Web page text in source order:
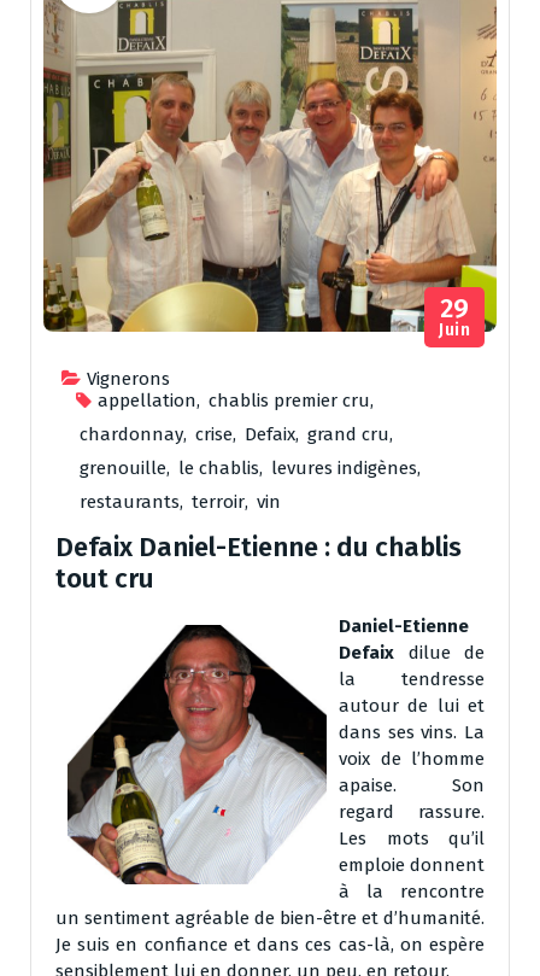
Vignerons
appellation, chablis premier cru,
chardonnay, crise, Defaix, grand cru,
grenouille, le chablis, levures indigènes,
restaurants, terroir, vin
29
Juin
Defaix Daniel-Etienne : du chablis
tout cru
Daniel-Etienne
Defaix dilue de
la tendresse
autour de lui et
dans ses vins. La
voix de l’homme
apaise. Son
regard rassure.
Les mots qu’il
emploie donnent
à la rencontre
un sentiment agréable de bien-être et d’humanité.
Je suis en confiance et dans ces cas-là, on espère
sensiblement lui en donner, un peu, en retour.